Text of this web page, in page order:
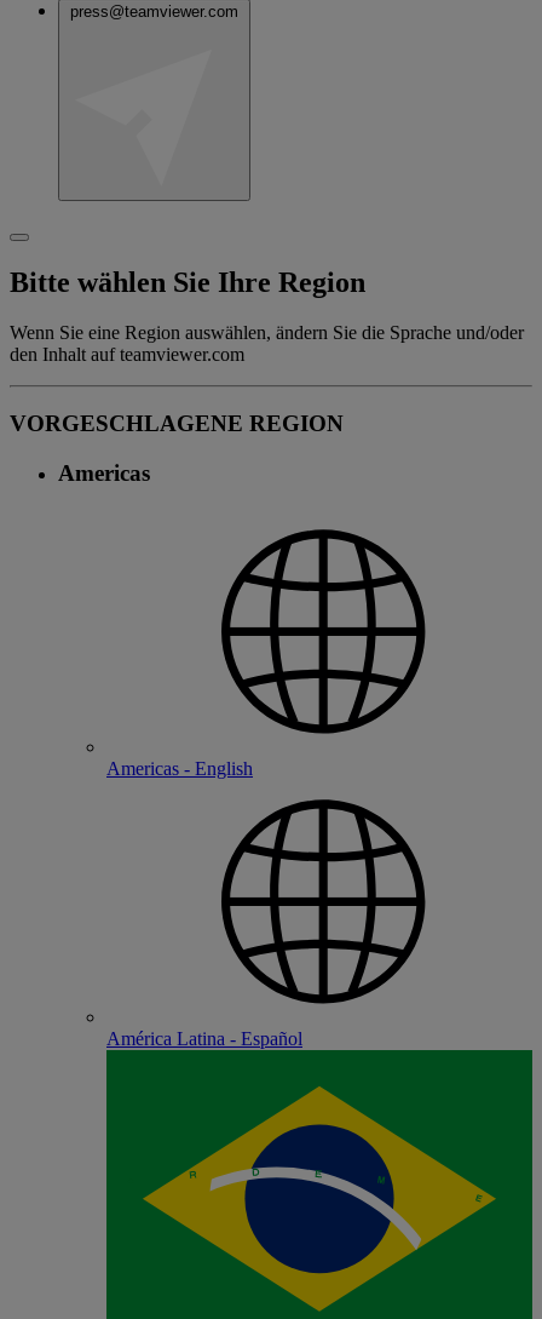
press@teamviewer.com
Bitte wählen Sie Ihre Region
Wenn Sie eine Region auswählen, ändern Sie die Sprache und/oder
den Inhalt auf teamviewer.com
VORGESCHLAGENE REGION
Americas
Americas - English
América Latina - Español